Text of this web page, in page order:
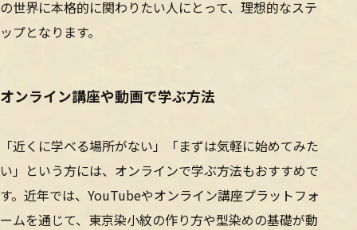
の世界に本格的に関わりたい人にとって、理想的なステ
ップとなります。
オンライン講座や動画で学ぶ方法
「近くに学べる場所がない」「まずは気軽に始めてみた
い」という方には、オンラインで学ぶ方法もおすすめで
す。近年では、YouTubeやオンライン講座プラットフォ
ームを通じて、東京染小紋の作り方や型染めの基礎が動